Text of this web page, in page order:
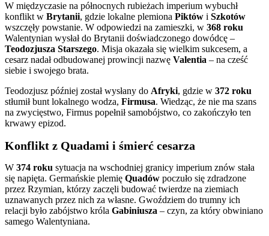
W międzyczasie na północnych rubieżach imperium wybuchł
konflikt w Brytanii, gdzie lokalne plemiona Piktów i Szkotów
wszczęły powstanie. W odpowiedzi na zamieszki, w 368 roku
Walentynian wysłał do Brytanii doświadczonego dowódcę –
Teodozjusza Starszego. Misja okazała się wielkim sukcesem, a
cesarz nadał odbudowanej prowincji nazwę Valentia – na cześć
siebie i swojego brata.
Teodozjusz później został wysłany do Afryki, gdzie w 372 roku
stłumił bunt lokalnego wodza, Firmusa. Wiedząc, że nie ma szans
na zwycięstwo, Firmus popełnił samobójstwo, co zakończyło ten
krwawy epizod.
Konflikt z Quadami i śmierć cesarza
W 374 roku sytuacja na wschodniej granicy imperium znów stała
się napięta. Germańskie plemię Quadów poczuło się zdradzone
przez Rzymian, którzy zaczęli budować twierdze na ziemiach
uznawanych przez nich za własne. Gwoździem do trumny ich
relacji było zabójstwo króla Gabiniusza – czyn, za który obwiniano
samego Walentyniana.